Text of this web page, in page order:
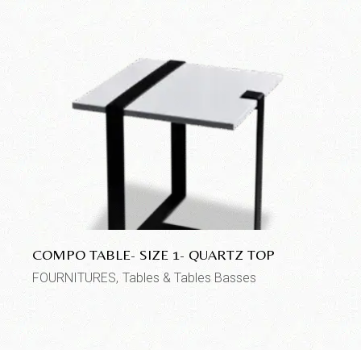
COMPO TABLE- SIZE 1- QUARTZ TOP
FOURNITURES Tables & Tables Basses